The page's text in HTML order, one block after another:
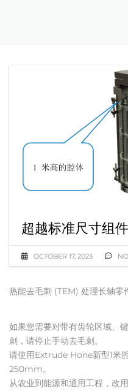
超越标准尺寸组件
OCTOBER 17, 2023
热能去毛刺 (TEM) 处理长轴零
如果您需要对带有齿轮区域、
刺，请停止手动去毛刺。
请使用Extrude Hone新型1米
250mm。
从农业到能源和通用工程，改